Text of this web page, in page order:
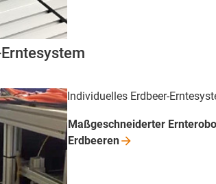
Individuelles Erdbeer-
Maßgeschneiderter
Erdbeeren